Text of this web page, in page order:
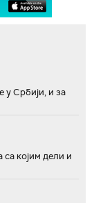
у Србији, и за
са којим дели и